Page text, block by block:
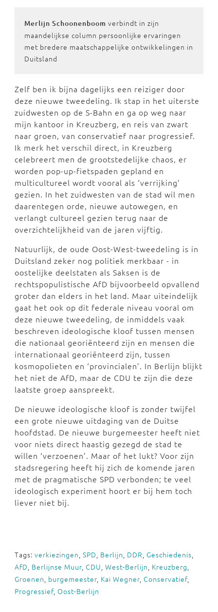
Merlijn Schoonenboom verbindt in zijn
maandelijkse column persoonlijke ervaringen
met bredere maatschappelijke ontwikkelingen in
Duitsland
Zelf ben ik bijna dagelijks een reiziger door
deze nieuwe tweedeling. Ik stap in het uiterste
zuidwesten op de S-Bahn en ga op weg naar
mijn kantoor in Kreuzberg, en reis van zwart
naar groen, van conservatief naar progressief.
Ik merk het verschil direct, in Kreuzberg
celebreert men de grootstedelijke chaos, er
worden pop-up-fietspaden gepland en
multicultureel wordt vooral als ‘verrijking’
gezien. In het zuidwesten van de stad wil men
daarentegen orde, nieuwe autowegen, en
verlangt cultureel gezien terug naar de
overzichtelijkheid van de jaren vijftig.
Natuurlijk, de oude Oost-West-tweedeling is in
Duitsland zeker nog politiek merkbaar - in
oostelijke deelstaten als Saksen is de
rechtspopulistische AfD bijvoorbeeld opvallend
groter dan elders in het land. Maar uiteindelijk
gaat het ook op dit federale niveau vooral om
deze nieuwe tweedeling, de inmiddels vaak
beschreven ideologische kloof tussen mensen
die nationaal georiënteerd zijn en mensen die
internationaal georiënteerd zijn, tussen
kosmopolieten en ‘provincialen’. In Berlijn blijkt
het niet de AfD, maar de CDU te zijn die deze
laatste groep aanspreekt.
De nieuwe ideologische kloof is zonder twijfel
een grote nieuwe uitdaging van de Duitse
hoofdstad. De nieuwe burgemeester heeft niet
voor niets direct haastig gezegd de stad te
willen ‘verzoenen’. Maar of het lukt? Voor zijn
stadsregering heeft hij zich de komende jaren
met de pragmatische SPD verbonden; te veel
ideologisch experiment hoort er bij hem toch
liever niet bij.
Tags: verkiezingen, SPD, Berlijn, DDR, Geschiedenis,
AfD, Berlijnse Muur, CDU, West-Berlijn, Kreuzberg,
Groenen, burgemeester, Kai Wegner, Conservatief,
Progressief, Oost-Berlijn